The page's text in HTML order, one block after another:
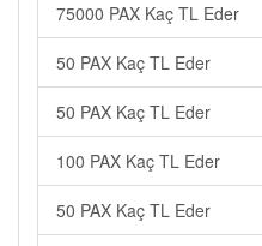
75000 PAX Kaç TL Eder
50 PAX Kaç TL Eder
50 PAX Kaç TL Eder
100 PAX Kaç TL Eder
50 PAX Kaç TL Eder